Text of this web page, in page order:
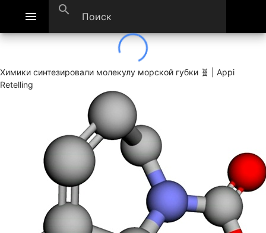
menu search
Химики синтезировали молекулу морской губки 🧬 | Appi
Retelling